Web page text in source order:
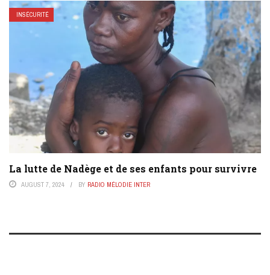
INSÉCURITÉ
La lutte de Nadège et de ses enfants pour survivre
AUGUST 7, 2024 BY RADIO MÉLODIE INTER